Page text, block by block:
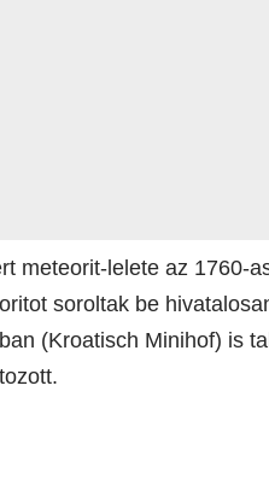
meteorit-lelete az 1760-
soroltak be
(Kroatisch Minihof) is